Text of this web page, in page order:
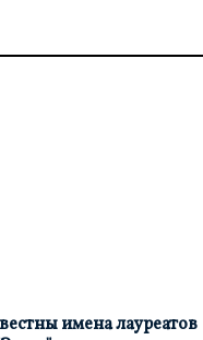
имена лауреатов